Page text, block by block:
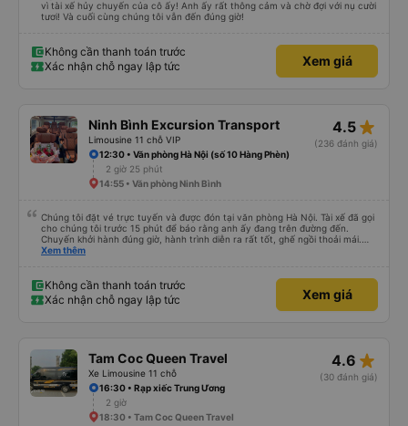
vì tài xế hủy chuyến của cô ấy! Anh ấy rất thông cảm và chờ đợi với nụ cười
tươi! Và cuối cùng chúng tôi vẫn đến đúng giờ!
Không cần thanh toán trước
Xác nhận chỗ ngay lập tức
Xem giá
Ninh Bình Excursion Transport
Limousine 11 chỗ VIP
4.5 star_rate
(236 đánh giá)
12:30 • Văn phòng Hà Nội (số 10 Hàng Phèn)
2 giờ 25 phút
14:55 • Văn phòng Ninh Bình
Chúng tôi đặt vé trực tuyến và được đón tại văn phòng Hà Nội. Tài xế đã gọi
cho chúng tôi trước 15 phút để báo rằng anh ấy đang trên đường đến.
Chuyến khởi hành đúng giờ, hành trình diễn ra rất tốt, ghế ngồi thoải mái.
Chúng tôi đã chọn trả khách ở Tam Cốc khi đặt xe trực tuyến, tài xế đã trả
Xem thêm
Không cần thanh toán trước
Xác nhận chỗ ngay lập tức
Xem giá
Tam Coc Queen Travel
Xe Limousine 11 chỗ
4.6 star_rate
(30 đánh giá)
16:30 • Rạp xiếc Trung Ương
2 giờ
18:30 • Tam Coc Queen Travel